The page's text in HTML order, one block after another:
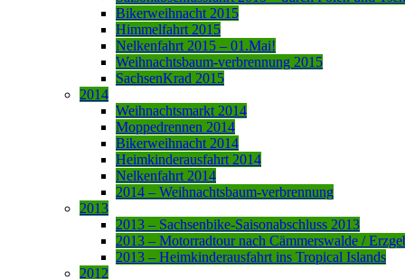
Bikerweihnacht 2015
Himmelfahrt 2015
Nelkenfahrt 2015 – 01.Mai!
Weihnachtsbaum-verbrennung 2015
SachsenKrad 2015
2014
Weihnachtsmarkt 2014
Moppedrennen 2014
Bikerweihnacht 2014
Heimkinderausfahrt 2014
Nelkenfahrt 2014
2014 – Weihnachtsbaum-verbrennung
2013
2013 – Sachsenbike-Saisonabschluss 2013
2013 – Motorradtour nach Cämmerswalde /
2013 – Heimkinderausfahrt ins Tropical Islands
2012